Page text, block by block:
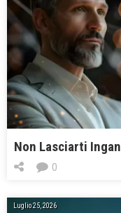
Non Lasciarti
0
Luglio 25, 2026